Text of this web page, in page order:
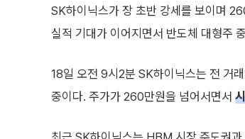
SK하이닉스가 장 초반 강세를 보이며
실적 기대가 이어지면서 반도체 대형주
18일 오전 9시2분 SK하이닉스는 전 거
중이다. 주가가 260만원을 넘어서면서